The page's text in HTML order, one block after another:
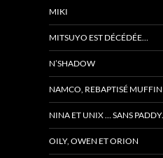
MIKI
MITSUYO EST DÉCÉDÉE…
N’SHADOW
NAMCO, REBAPTISÉ MUFFIN
NINA ET UNIX … SANS PADDY.
OILY, OWEN ET ORION